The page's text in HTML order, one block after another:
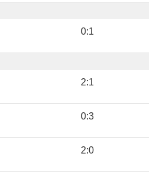
0:1
2:1
0:3
2:0